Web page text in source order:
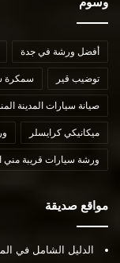
أفضل ورشة في جدة
توضيب قير سمكرة
صيانة سيارات المدينة
ميكانيكي كرايسلر
ورشة سيارات قريبة مني
مواقع صديقة
الدليل الشامل في